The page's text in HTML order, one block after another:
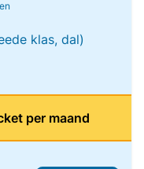
klas, dal)
per maand